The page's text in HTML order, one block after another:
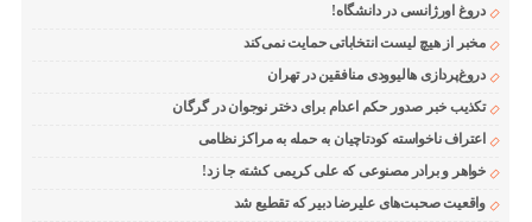
دروغ اورژانسی در دانشگاه!
مخبر از هیچ لیست انتخاباتی حمایت نمی‌کند
دروغ‌پردازی هالیوودی منافقین در تهران
تکذیب خبر صدور حکم اعدام برای دختر نوجوان در گرگان
اعتراف ناخواسته کودتاچیان به حمله به مراکز نظامی
خواهر و برادر مصنوعی که علی کریمی کشته جا زد!
واقعیت صحبت‌های علیرضا دبیر که تقطیع شد